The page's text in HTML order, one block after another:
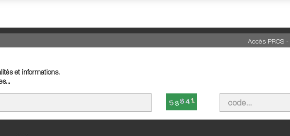
Accès PROS-
et informations.